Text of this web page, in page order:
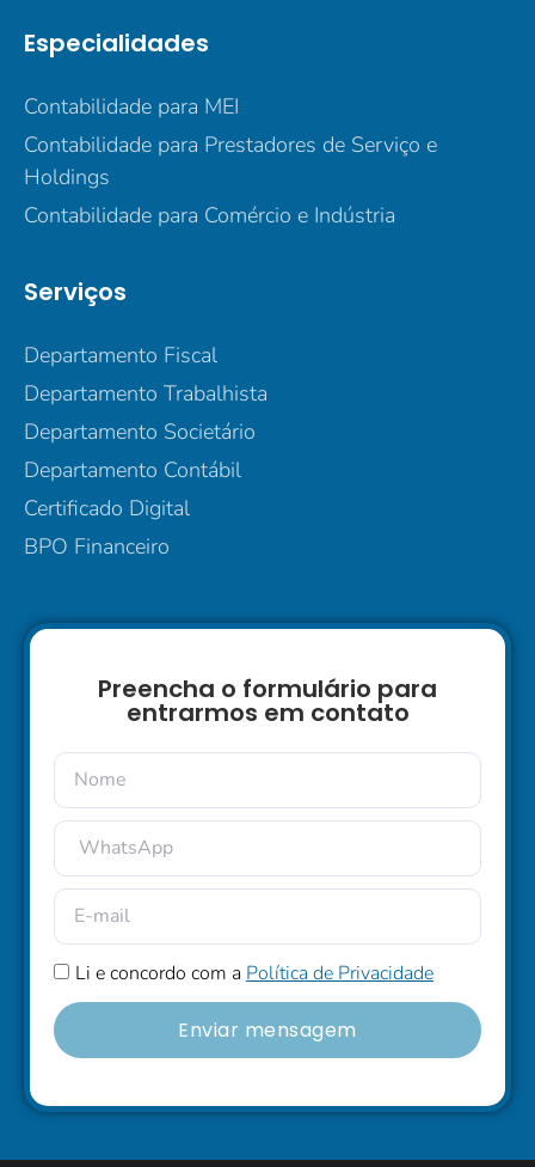
Especialidades
Contabilidade para MEI
Contabilidade para Prestadores de Serviço e
Holdings
Contabilidade para Comércio e Indústria
Serviços
Departamento Fiscal
Departamento Trabalhista
Departamento Societário
Departamento Contábil
Certificado Digital
BPO Financeiro
Preencha o formulário para
entrarmos em contato
Li e concordo com aPolítica de Privacidade
Enviar mensagem